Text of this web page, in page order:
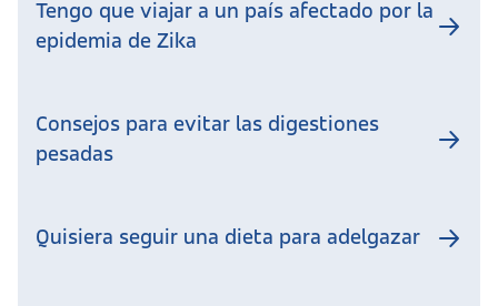
Tengo que viajar a un país afectado por la
epidemia de Zika
Consejos para evitar las digestiones
pesadas
Quisiera seguir una dieta para adelgazar